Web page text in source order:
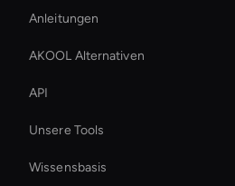
Anleitungen
AKOOL Alternativen
API
Unsere Tools
Wissensbasis